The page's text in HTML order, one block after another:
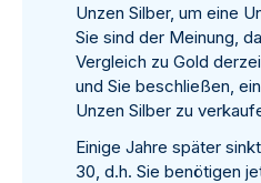
Unzen Silber, um eine
Sie sind der Meinung,
Vergleich zu Gold
und Sie beschließen,
Unzen Silber zu
Einige Jahre später
30, d.h. Sie benötigen